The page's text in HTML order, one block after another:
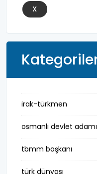
X
irak-türkmen
osmanlı devlet adamı
tbmm başkanı
türk dünyası